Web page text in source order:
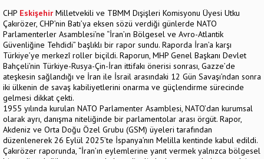
CHP Eskişehir Milletvekili ve TBMM Dışişleri Komisyonu Üyesi Utku
Çakırözer, CHP’nin Batı’ya eksen sözü verdiği günlerde NATO
Parlamenterler Asamblesi’ne “İran’ın Bölgesel ve Avro-Atlantik
Güvenliğine Tehdidi” başlıklı bir rapor sundu. Raporda İran’a karşı
Türkiye’ye merkezî roller biçildi. Raporun, MHP Genel Başkanı Devlet
Bahçeli’nin Türkiye-Rusya-Çin-İran ittifakı önerisi sonrası, Gazze’de
ateşkesin sağlandığı ve İran ile İsrail arasındaki 12 Gün Savaşı’ndan sonra
iki ülkenin de savaş kabiliyetlerini onarma ve güçlendirme sürecinde
gelmesi dikkat çekti.
1955 yılında kurulan NATO Parlamenter Asamblesi, NATO’dan kurumsal
olarak ayrı, danışma niteliğinde bir parlamentolar arası örgüt. Rapor,
Akdeniz ve Orta Doğu Özel Grubu (GSM) üyeleri tarafından
düzenlenerek 26 Eylül 2025’te İspanya’nın Melilla kentinde kabul edildi.
Çakırözer raporunda, “İran’ın eylemlerine yanıt vermek yalnızca bölgesel